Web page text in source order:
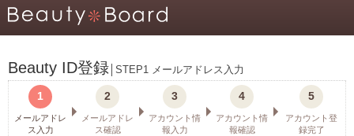
Beauty ID登録 STEP1 メールアドレス入力
1
メールアドレ
ス入力
2
メールアドレ
ス確認
3
アカウント情
報入力
4
アカウント情
報確認
5
アカウント登
録完了